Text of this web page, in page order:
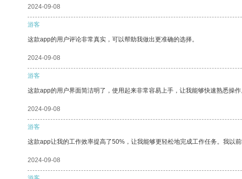
2024-09-08
游客
这款app的用户评论非常真实，可以帮助我做出更准确的选择。
2024-09-08
游客
这款app的用户界面简洁明了，使用起来非常容易上手，让我能够快速熟悉操作
2024-09-08
游客
这款app让我的工作效率提高了50%，让我能够更轻松地完成工作任务。我以
2024-09-08